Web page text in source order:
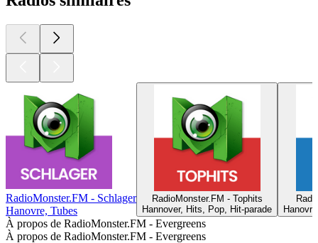
RadioMonster.FM - Schlager
Hanovre, Tubes
RadioMonster.FM - Tophits
Hannover, Hits, Pop, Hit-parade
À propos de RadioMonster.FM - Evergreens
À propos de RadioMonster.FM - Evergreens